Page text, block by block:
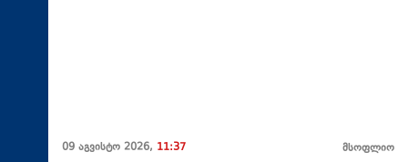
09 აგვისტო 2026, 11:37 მსოფლიო